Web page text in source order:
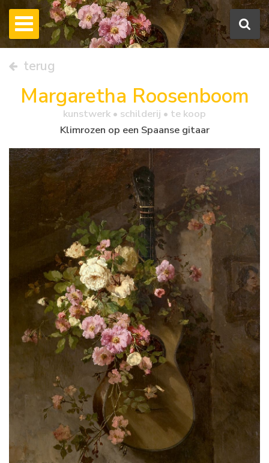
terug
Margaretha Roosenboom
kunstwerk • schilderij • te koop
Klimrozen op een Spaanse gitaar